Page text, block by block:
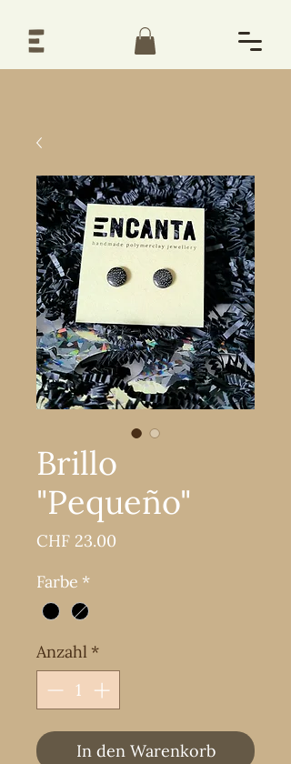
Brillo
"Pequeño"
CHF 23.00
Farbe *
Anzahl *
In den Warenkorb